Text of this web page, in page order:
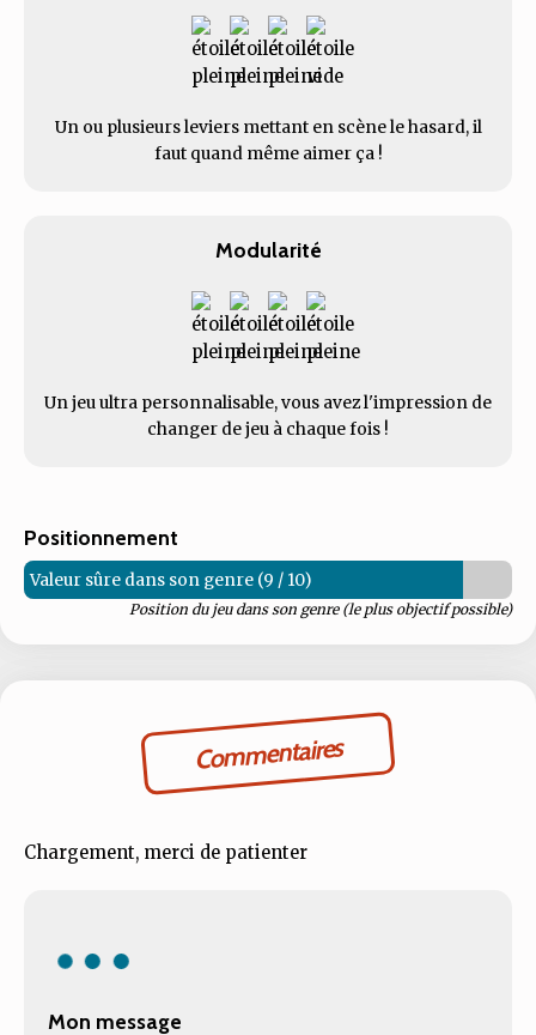
Un ou plusieurs leviers mettant en scène le hasard, il
faut quand même aimer ça !
Modularité
Un jeu ultra personnalisable, vous avez l'impression de
changer de jeu à chaque fois !
Positionnement
Valeur sûre dans son genre (9 / 10)
Position du jeu dans son genre (le plus objectif possible)
Commentaires
Chargement, merci de patienter
Mon message